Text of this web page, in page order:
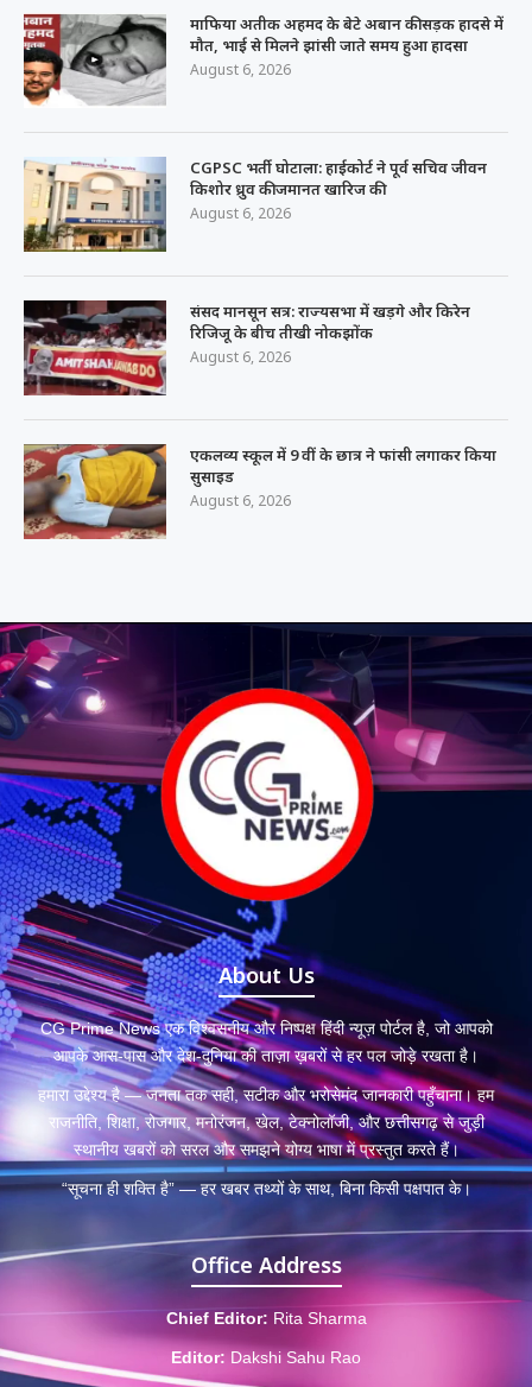
माफिया अतीक अहमद के बेटे अबान की सड़क हादसे में
मौत, भाई से मिलने झांसी जाते समय हुआ हादसा
August 6, 2026
CGPSC भर्ती घोटाला: हाईकोर्ट ने पूर्व सचिव जीवन
किशोर ध्रुव की जमानत खारिज की
August 6, 2026
संसद मानसून सत्र: राज्यसभा में खड़गे और किरेन
रिजिजू के बीच तीखी नोकझोंक
August 6, 2026
एकलव्य स्कूल में 9 वीं के छात्र ने फांसी लगाकर किया
सुसाइड
August 6, 2026
About Us
CG Prime News एक विश्वसनीय और निष्पक्ष हिंदी न्यूज़ पोर्टल है, जो आपको
आपके आस-पास और देश-दुनिया की ताज़ा ख़बरों से हर पल जोड़े रखता है।
हमारा उद्देश्य है — जनता तक सही, सटीक और भरोसेमंद जानकारी पहुँचाना। हम
राजनीति, शिक्षा, रोजगार, मनोरंजन, खेल, टेक्नोलॉजी, और छत्तीसगढ़ से जुड़ी
स्थानीय खबरों को सरल और समझने योग्य भाषा में प्रस्तुत करते हैं।
“सूचना ही शक्ति है” — हर खबर तथ्यों के साथ, बिना किसी पक्षपात के।
Office Address
Chief Editor: Rita Sharma
Editor: Dakshi Sahu Rao